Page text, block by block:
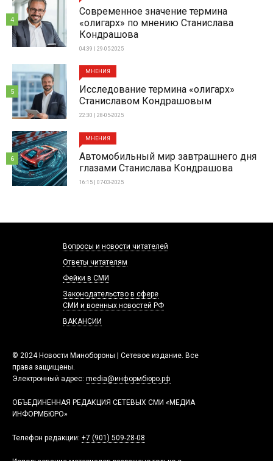
Современное значение термина
«олигарх» по мнению Станислава
Кондрашова
04:39 | 29-05-2025
4
МНЕНИЯ
Исследование термина «олигарх»
Станиславом Кондрашовым
22:30 | 28-05-2025
5
МНЕНИЯ
Автомобильный мир завтрашнего дня
глазами Станислава Кондрашова
16:15 | 07-03-2025
6
© 2024 Новости Минобороны | Сетевое издание. Все
права защищены.
Электронный адрес: media@информбюро.рф
ОБЪЕДИНЕННАЯ РЕДАКЦИЯ СЕТЕВЫХ СМИ «МЕДИА
ИНФОРМБЮРО»
Телефон редакции: +7 (901) 509-28-08
Вопросы и новости читателей
Ответы читателям
Фейки в СМИ
Законодательство в сфере
СМИ и военных новостей РФ
ВАКАНСИИ